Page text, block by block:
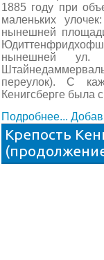
1885 году при
маленьких
нынешней
нынешней ул.
переулок). С
Кенигсберге была
Подробнее...
Крепость